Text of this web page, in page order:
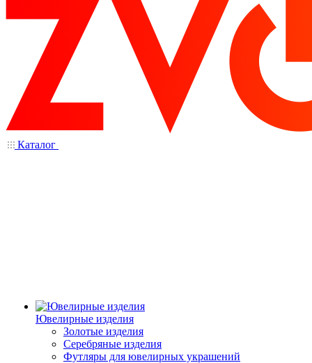
Каталог
Ювелирные изделия
Золотые изделия
Серебряные изделия
Футляры для ювелирных украшений